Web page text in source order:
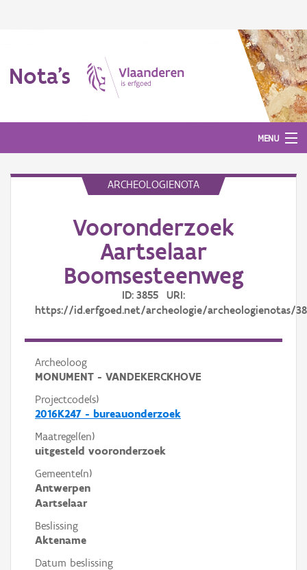
Nota's
MENU
ARCHEOLOGIENOTA
Vooronderzoek
Aartselaar
Boomsesteenweg
ID: 3855 URI:
https://id.erfgoed.net/archeologie/archeologienotas/
Archeoloog
MONUMENT - VANDEKERCKHOVE
Projectcode(s)
2016K247 - bureauonderzoek
Maatregel(en)
uitgesteld vooronderzoek
Gemeente(n)
Antwerpen
Aartselaar
Beslissing
Aktename
Datum beslissing